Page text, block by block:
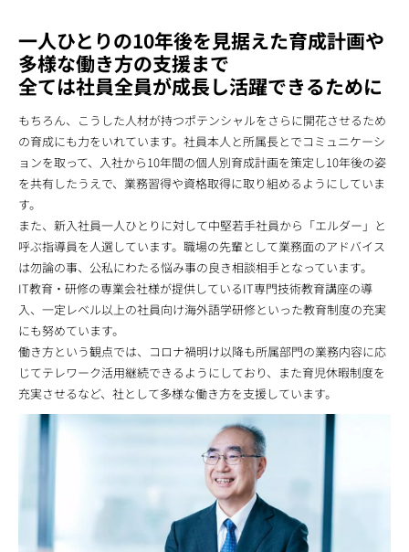
一人ひとりの10年後を見据えた育成計画や
多様な働き方の支援まで
全ては社員全員が成長し活躍できるために
もちろん、こうした人材が持つポテンシャルをさらに開花させるため
の育成にも力をいれています。社員本人と所属長とでコミュニケーシ
ョンを取って、入社から10年間の個人別育成計画を策定し10年後の姿
を共有したうえで、業務習得や資格取得に取り組めるようにしていま
す。
また、新入社員一人ひとりに対して中堅若手社員から「エルダー」と
呼ぶ指導員を人選しています。職場の先輩として業務面のアドバイス
は勿論の事、公私にわたる悩み事の良き相談相手となっています。
IT教育・研修の専業会社様が提供しているIT専門技術教育講座の導
入、一定レベル以上の社員向け海外語学研修といった教育制度の充実
にも努めています。
働き方という観点では、コロナ禍明け以降も所属部門の業務内容に応
じてテレワーク活用継続できるようにしており、また育児休暇制度を
充実させるなど、社として多様な働き方を支援しています。